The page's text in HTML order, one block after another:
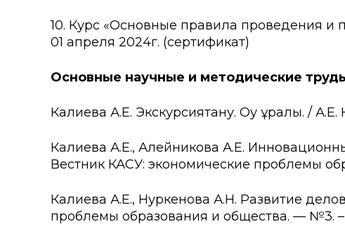
10. Курс «Основные правила проведения и
01 апреля 2024г. (сертификат)
Основные научные и методические
Калиева А.Е. Экскурсиятану. Оқу құралы. /
Калиева А.Е., Алейникова А.Е.
Вестник КАСУ: экономические проблемы
Калиева А.Е., Нуркенова А.Н. Развитие
проблемы образования и общества. — №3. –